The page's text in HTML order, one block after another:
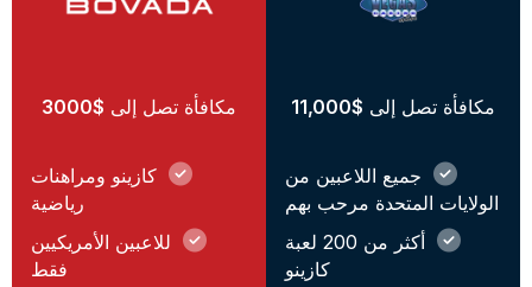
مكافأة تصل إلى $11,000
جميع اللاعبين من
الولايات المتحدة مرحب بهم
أكثر من 200 لعبة
كازينو
مكافأة تصل إلى $3000
كازينو ومراهنات
رياضية
للاعبين الأمريكيين
فقط